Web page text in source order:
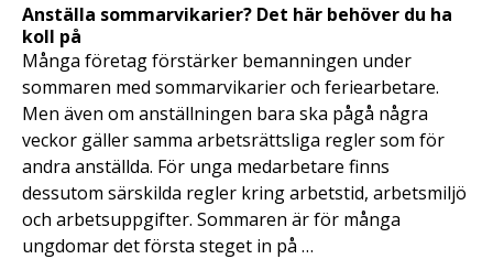
Anställa sommarvikarier? Det här behöver du ha
koll på
Många företag förstärker bemanningen under
sommaren med sommarvikarier och feriearbetare.
Men även om anställningen bara ska pågå några
veckor gäller samma arbetsrättsliga regler som för
andra anställda. För unga medarbetare finns
dessutom särskilda regler kring arbetstid, arbetsmiljö
och arbetsuppgifter. Sommaren är för många
ungdomar det första steget in på …